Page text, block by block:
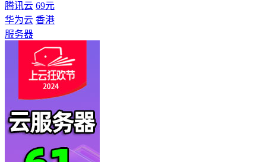
腾讯云 69元
华为云 香港
服务器